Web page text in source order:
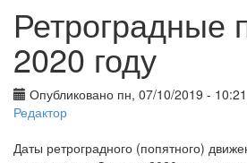
Ретроградные
2020 году
Опубликовано пн, 07/10/2019 -
Редактор
Даты ретроградного (попятного)